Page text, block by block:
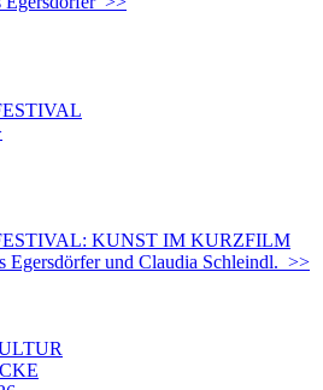
KUNST IM KURZFILM
Egersdörfer und Claudia Schleindl. >>